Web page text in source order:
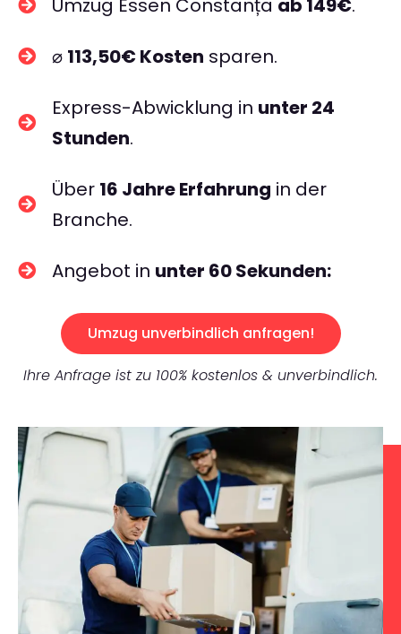
Umzug Essen Constanța ab 149€.
⌀ 113,50€ Kosten sparen.
Express-Abwicklung in unter 24
Stunden.
Über 16 Jahre Erfahrung in der
Branche.
Angebot in unter 60 Sekunden:
Umzug unverbindlich anfragen!
Ihre Anfrage ist zu 100% kostenlos & unverbindlich.